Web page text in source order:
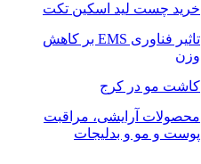
خرید چست لید اسکین تکت
تاثیر فناوری EMS بر کاهش
وزن
کاشت مو در کرج
محصولات آرایشی، مراقبت
پوست و مو و بدلیجات